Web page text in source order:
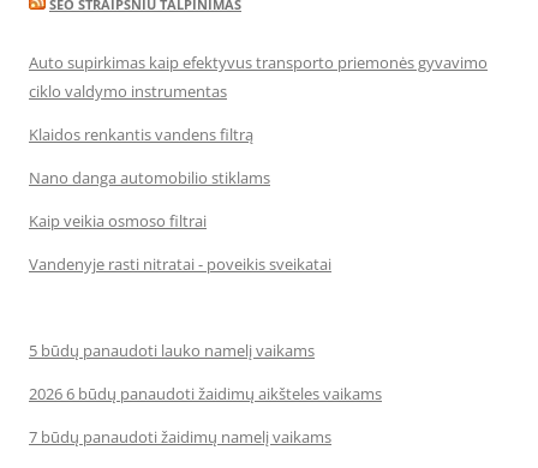
SEO STRAIPSNIU TALPINIMAS
Auto supirkimas kaip efektyvus transporto priemonės gyvavimo
ciklo valdymo instrumentas
Klaidos renkantis vandens filtrą
Nano danga automobilio stiklams
Kaip veikia osmoso filtrai
Vandenyje rasti nitratai - poveikis sveikatai
5 būdų panaudoti lauko namelį vaikams
2026 6 būdų panaudoti žaidimų aikšteles vaikams
7 būdų panaudoti žaidimų namelį vaikams